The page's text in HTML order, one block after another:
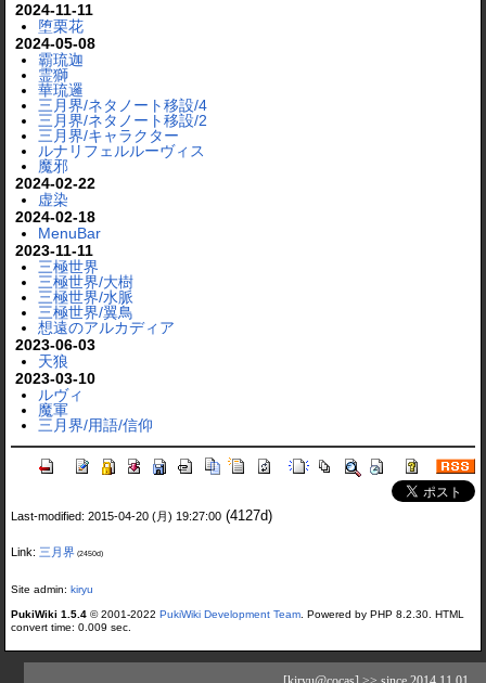
2024-11-11
堕栗花
2024-05-08
霸琉迦
霊獅
華琉邏
三月界/ネタノート移設/4
三月界/ネタノート移設/2
三月界/キャラクター
ルナリフェルルーヴィス
魔邪
2024-02-22
虚染
2024-02-18
MenuBar
2023-11-11
三極世界
三極世界/大樹
三極世界/水脈
三極世界/翼鳥
想遠のアルカディア
2023-06-03
天狼
2023-03-10
ルヴィ
魔軍
三月界/用語/信仰
Last-modified: 2015-04-20 (月) 19:27:00 (4127d)
Link: 三月界 (2450d)
Site admin:kiryu
PukiWiki 1.5.4 © 2001-2022PukiWiki Development Team . Powered by PHP 8.2.30. HTML
convert time: 0.009 sec.